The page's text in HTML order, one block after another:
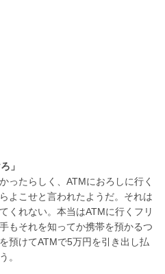
」
ったらしく、ATMにおろしに行く
よこせと言われたようだ。それは
くれない。本当はATMに行くフリ
もそれを知ってか携帯を預かるつ
預けてATMで5万円を引き出し払
。